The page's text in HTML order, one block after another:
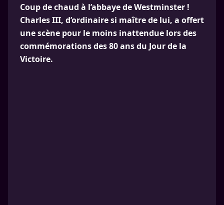
Coup de chaud à l’abbaye de Westminster !
Charles III, d’ordinaire si maître de lui, a offert
une scène pour le moins inattendue lors des
commémorations des 80 ans du Jour de la
Victoire.